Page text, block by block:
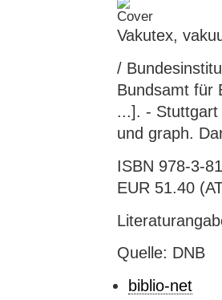
Vakutex,
/
Bundsamt für
...]. - Stuttgart
und graph.
ISBN 978-3-
EUR 51.40
Quelle: DNB
biblio-net